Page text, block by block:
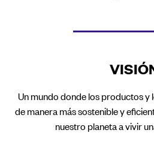
Un mundo donde los productos y
de manera más sostenible y
nuestro planeta a vivir